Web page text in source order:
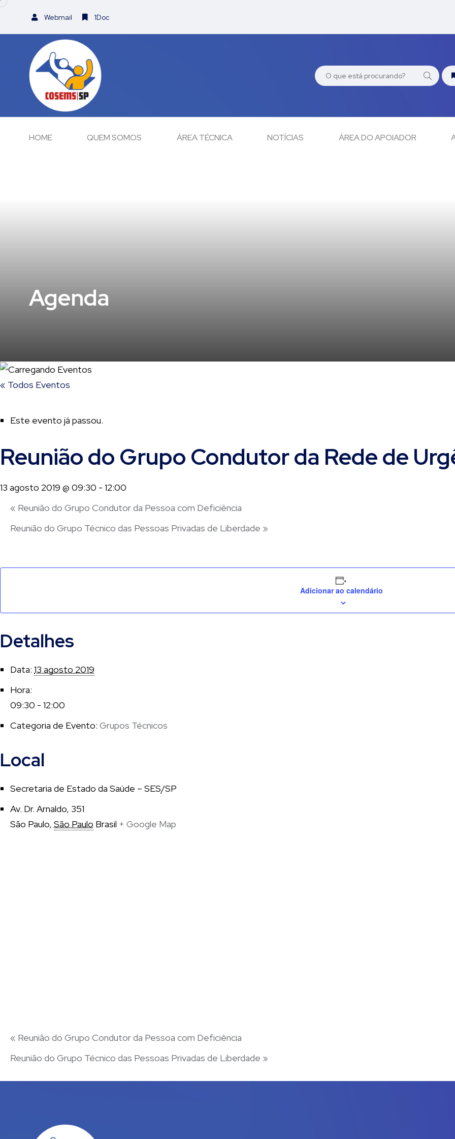
Webmail 1Doc
HOME QUEM SOMOS ÁREA TÉCNICA NOTÍCIAS ÁREA DO APOIADOR
Agenda
« Todos Eventos
Este evento já passou.
Reunião do Grupo Condutor da Rede de
13 agosto 2019 @ 09:30 - 12:00
« Reunião do Grupo Condutor da Pessoa com Deficiência
Reunião do Grupo Técnico das Pessoas Privadas de Liberdade »
Adicionar ao calendário
Detalhes
Data: 13 agosto 2019
Hora:
09:30 - 12:00
Categoria de Evento: Grupos Técnicos
Local
Secretaria de Estado da Saúde – SES/SP
Av. Dr. Arnaldo, 351
São Paulo, São Paulo Brasil + Google Map
« Reunião do Grupo Condutor da Pessoa com Deficiência
Reunião do Grupo Técnico das Pessoas Privadas de Liberdade »